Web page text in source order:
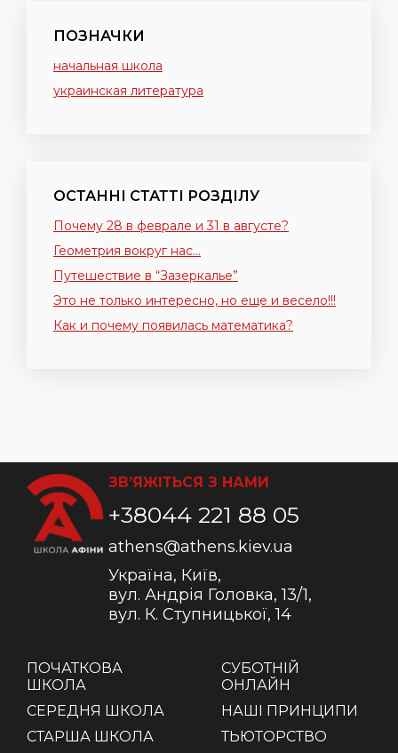
ПОЗНАЧКИ
начальная школа
украинская литература
ОСТАННІ СТАТТІ РОЗДІЛУ
Почему 28 в феврале и 31 в августе?
Геометрия вокруг нас…
Путешествие в “Зазеркалье”
Это не только интересно, но еще и весело!!!
Как и почему появилась математика?
ПОЧАТКОВА
ШКОЛА
СЕРЕДНЯ ШКОЛА
СТАРША ШКОЛА
СУБОТНІЙ
ОНЛАЙН
НАШІ ПРИНЦИПИ
ТЬЮТОРСТВО
ЗВ’ЯЖІТЬСЯ З НАМИ
+38044 221 88 05
athens@athens.kiev.ua
Україна, Київ,
вул. Андрія Головка, 13/1,
вул. К. Ступницької, 14